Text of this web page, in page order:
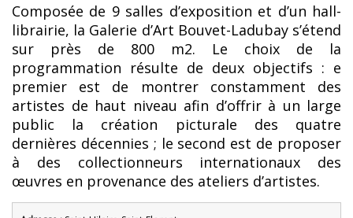
Composée de 9 salles d’exposition et d’un hall-
librairie, la Galerie d’Art Bouvet-Ladubay s’étend
sur près de 800 m2. Le choix de la
programmation résulte de deux objectifs : e
premier est de montrer constamment des
artistes de haut niveau afin d’offrir à un large
public la création picturale des quatre
dernières décennies ; le second est de proposer
à des collectionneurs internationaux des
œuvres en provenance des ateliers d’artistes.